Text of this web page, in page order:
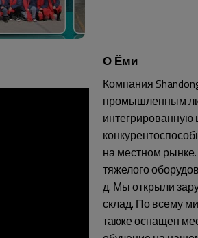
О Ёми
Компания
промышленным
интегрированную
на местном
тяжелого
д. Мы открыли
склад. По всему
также оснащен